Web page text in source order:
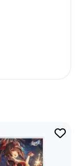
проводник и
экспресса,
прошлого.